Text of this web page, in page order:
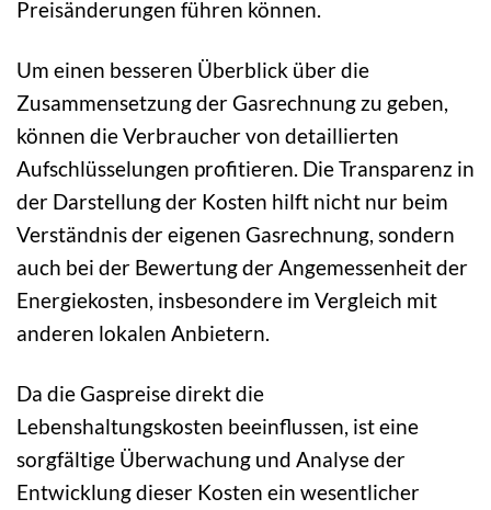
Preisänderungen führen können.
Um einen besseren Überblick über die
Zusammensetzung der Gasrechnung zu geben,
können die Verbraucher von detaillierten
Aufschlüsselungen profitieren. Die Transparenz in
der Darstellung der Kosten hilft nicht nur beim
Verständnis der eigenen Gasrechnung, sondern
auch bei der Bewertung der Angemessenheit der
Energiekosten, insbesondere im Vergleich mit
anderen lokalen Anbietern.
Da die Gaspreise direkt die
Lebenshaltungskosten beeinflussen, ist eine
sorgfältige Überwachung und Analyse der
Entwicklung dieser Kosten ein wesentlicher